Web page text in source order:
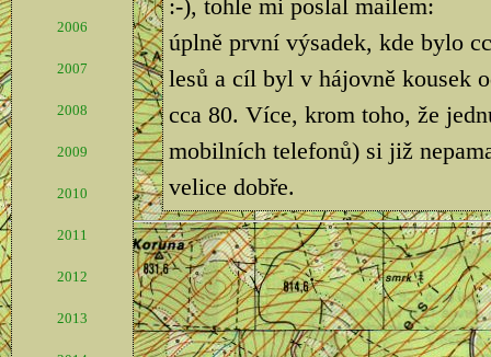
2006
2007
2008
2009
2010
2011
2012
2013
:-), tohle mi poslal mailem:
úplně první výsadek, kde bylo
lesů a cíl byl v hájovně kousek
cca 80. Více, krom toho, že
mobilních telefonů) si již
velice dobře.